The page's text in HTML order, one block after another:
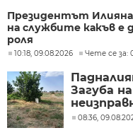
Президентът
на службите какъв е
роля
10:18, 09.08.2026 Чете се за:
Загуба
причини
08:36,